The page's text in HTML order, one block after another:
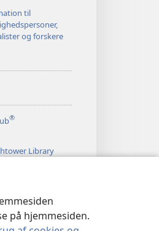
på hjemmesiden.
til
og forskere
®
Library